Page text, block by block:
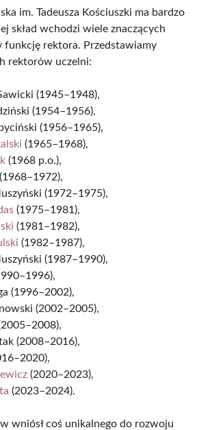
im. Tadeusza Kościuszki ma bardzo
skład wchodzi wiele znaczących
funkcję rektora. Przedstawiamy
rektorów uczelni:
(1945–1948),
(1954–1956),
(1956–1965),
(1965–1968),
(1968 p.o.),
(1972–1975),
(1975–1981),
(1981–1982),
(1982–1987),
(1987–1990),
(1996–2002),
(2002–2005),
(2008–2016),
(2020–2023),
(2023–2024).
wniósł coś unikalnego do rozwoju